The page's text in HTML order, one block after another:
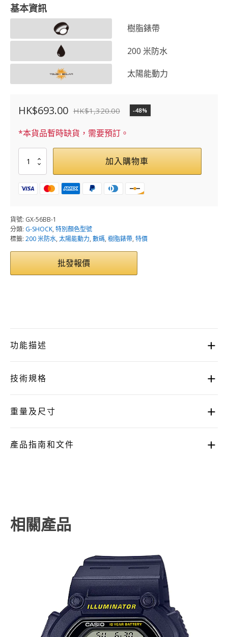
基本資訊
樹脂錶帶
200 米防水
太陽能動力
HK$1,320.00
原
始
價
格：
HK$1,320.00。
HK$693.00
目
前
價
格：
HK$693.00。
-48%
*本貨品暫時缺貨，需要預訂。
56BB-
1
數
加入購物車
貨號: GX-56BB-1
分類: G-SHOCK, 特別顏色型號
標籤: 200 米防水, 太陽能動力, 數碼, 樹脂錶帶, 特價
批發報價
功能描述
技術規格
重量及尺寸
產品指南和文件
相關產品